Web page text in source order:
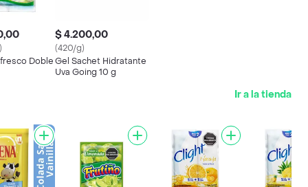
Doble
$ 4.200,00
(420/g)
Gel Sachet Hidratante
Uva Going 10 g
Ir a la tienda